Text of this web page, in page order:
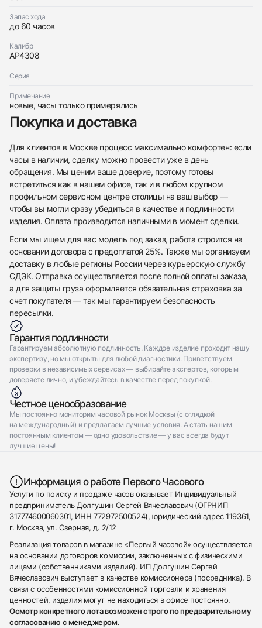
Запас хода
до 60 часов
Калибр
AP4308
Серия
Примечание
новые, часы только примерялись
Покупка и доставка
Для клиентов в Москве процесс максимально комфортен: если
часы в наличии, сделку можно провести уже в день
обращения. Мы ценим ваше доверие, поэтому готовы
встретиться как в нашем офисе, так и в любом крупном
профильном сервисном центре столицы на ваш выбор —
чтобы вы могли сразу убедиться в качестве и подлинности
изделия. Оплата производится наличными в момент сделки.
Если мы ищем для вас модель под заказ, работа строится на
основании договора с предоплатой 25%. Также мы организуем
доставку в любые регионы России через курьерскую службу
СДЭК. Отправка осуществляется после полной оплаты заказа,
а для защиты груза оформляется обязательная страховка за
счет покупателя — так мы гарантируем безопасность
пересылки.
Гарантия подлинности
Гарантируем абсолютную подлинность. Каждое изделие проходит нашу
экспертизу, но мы открыты для любой диагностики. Приветствуем
проверки в независимых сервисах — выбирайте экспертов, которым
доверяете лично, и убеждайтесь в качестве перед покупкой.
Честное ценообразование
Мы постоянно мониторим часовой рынок Москвы (с оглядкой
на международный) и предлагаем лучшие условия. А стать нашим
постоянным клиентом — одно удовольствие — у вас всегда будут
лучшие цены!
Информация о работе Первого Часового
Услуги по поиску и продаже часов оказывает Индивидуальный
предприниматель Долгушин Сергей Вячеславович (ОГРНИП
317774600060301, ИНН 772972500524), юридический адрес 119361,
г. Москва, ул. Озерная, д. 2/12
Реализация товаров в магазине «Первый часовой» осуществляется
на основании договоров комиссии, заключенных с физическими
лицами (собственниками изделий). ИП Долгушин Сергей
Вячеславович выступает в качестве комиссионера (посредника). В
связи с особенностями комиссионной торговли и хранения
ценностей, изделия могут не находиться в офисе постоянно.
Осмотр конкретного лота возможен строго по предварительному
согласованию с менеджером.